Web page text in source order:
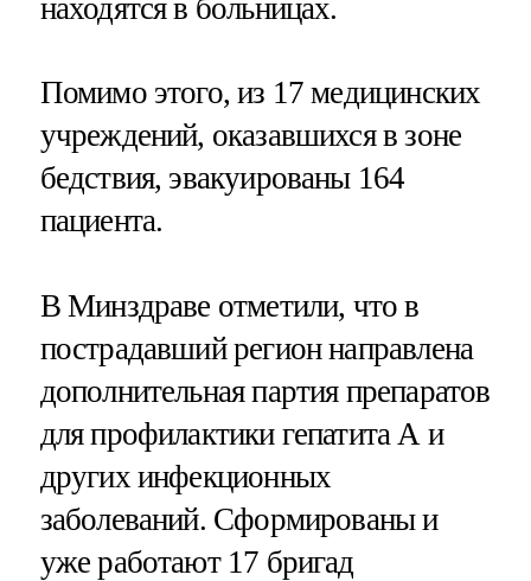
находятся в больницах.
Помимо этого, из 17 медицинских
учреждений, оказавшихся в зоне
бедствия, эвакуированы 164
пациента.
В Минздраве отметили, что в
пострадавший регион направлена
дополнительная партия препаратов
для профилактики гепатита А и
других инфекционных
заболеваний. Сформированы и
уже работают 17 бригад